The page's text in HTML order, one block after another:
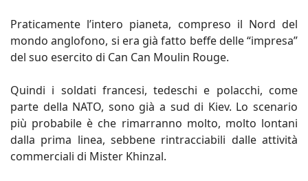
Praticamente l’intero pianeta, compreso il Nord del
mondo anglofono, si era già fatto beffe delle “impresa”
del suo esercito di Can Can Moulin Rouge.
Quindi i soldati francesi, tedeschi e polacchi, come
parte della NATO, sono già a sud di Kiev. Lo scenario
più probabile è che rimarranno molto, molto lontani
dalla prima linea, sebbene rintracciabili dalle attività
commerciali di Mister Khinzal.